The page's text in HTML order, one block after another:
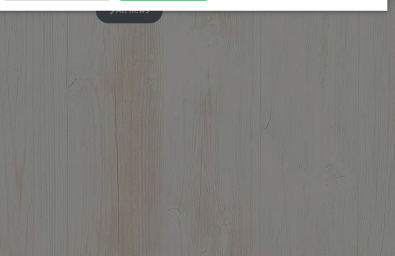
All news